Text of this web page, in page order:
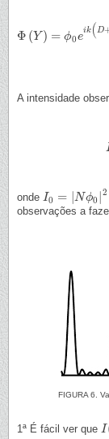
Φ (Y ) = ϕ0e
ik( D
Φ( Y)=ϕ 0e ik(D+ Y2 D
A intensidade
I
onde I0 = Nϕ0
2
I0= |N 0|2
observações a
FIGURA 6.
1ª É fácil ver que I
I(